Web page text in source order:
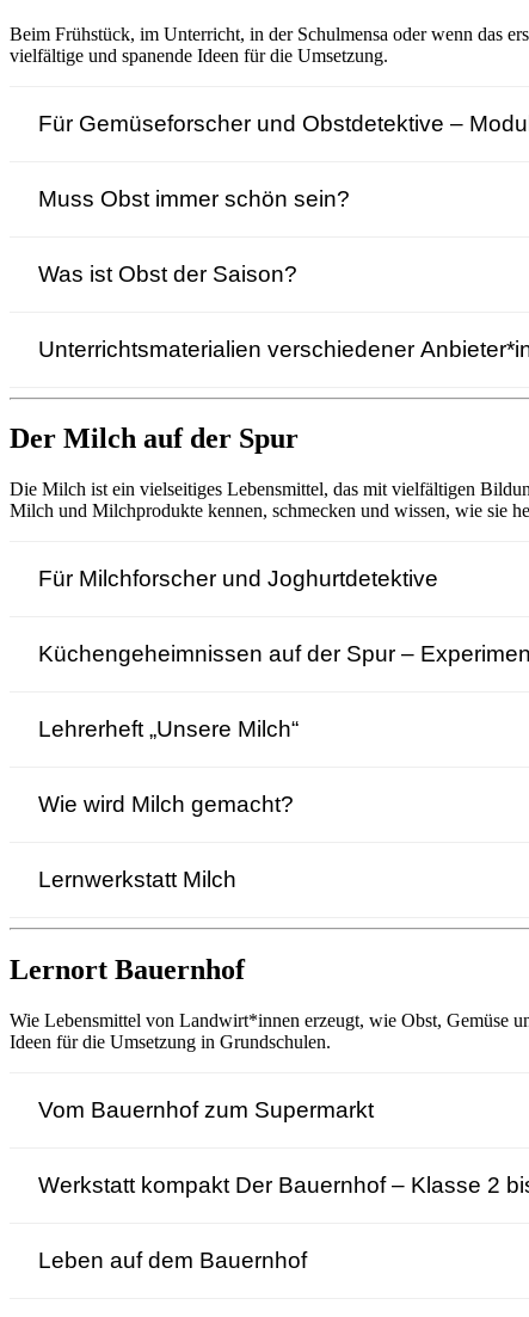
Beim Frühstück, im Unterricht, in der Schulmensa oder wenn das
vielfältige und spanende Ideen für die Umsetzung.
Für Gemüseforscher und Obstdetektive –
Muss Obst immer schön sein?
Was ist Obst der Saison?
Unterrichtsmaterialien verschiedener
Der Milch auf der Spur
Die Milch ist ein vielseitiges Lebensmittel, das mit vielfältigen
Milch und Milchprodukte kennen, schmecken und wissen, wie sie
Für Milchforscher und Joghurtdetektive
Küchen­geheimnissen auf der Spur –
Lehrerheft „Unsere Milch“
Wie wird Milch gemacht?
Lernwerkstatt Milch
Lernort Bauernhof
Wie Lebensmittel von Landwirt*innen erzeugt, wie Obst, Gemüse
Ideen für die Umsetzung in Grundschulen.
Vom Bauernhof zum Supermarkt
Werkstatt kompakt Der Bauernhof – Klasse 2
Leben auf dem Bauernhof